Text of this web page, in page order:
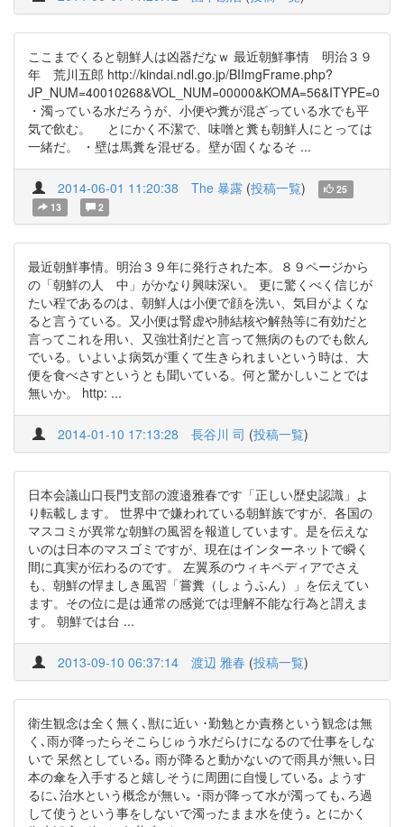
ここまでくると朝鮮人は凶器だなｗ 最近朝鮮事情 明治３９
年 荒川五郎 http://kindai.ndl.go.jp/BIImgFrame.php?
JP_NUM=40010268&VOL_NUM=00000&KOMA=56&ITYPE=0
・濁っている水だろうが、小便や糞が混ざっている水でも平
気で飲む。 とにかく不潔で、味噌と糞も朝鮮人にとっては
一緒だ。 ・壁は馬糞を混ぜる。壁が固くなるそ ...
2014-06-01 11:20:38 The 暴露 (投稿一覧)
25
13
2
最近朝鮮事情。明治３９年に発行された本。８９ページから
の「朝鮮の人 中」がかなり興味深い。 更に驚くべく信じが
たい程であるのは、朝鮮人は小便で顔を洗い、気目がよくな
ると言うている。又小便は腎虚や肺結核や解熱等に有効だと
言ってこれを用い、又強壮剤だと言って無病のものでも飲ん
でいる。いよいよ病気が重くて生きられまいという時は、大
便を食べさすというとも聞いている。何と驚かしいことでは
無いか。 http: ...
2014-01-10 17:13:28 長谷川 司 (投稿一覧)
日本会議山口長門支部の渡邉雅春です「正しい歴史認識」よ
り転載します。 世界中で嫌われている朝鮮族ですが、各国の
マスコミが異常な朝鮮の風習を報道しています。是を伝えな
いのは日本のマスゴミですが、現在はインターネットで瞬く
間に真実が伝わるのです。 左翼系のウィキペディアでさえ
も、朝鮮の悍ましき風習「嘗糞（しょうふん）」を伝えてい
ます。その位に是は通常の感覚では理解不能な行為と謂えま
す。 朝鮮では台 ...
2013-09-10 06:37:14 渡辺 雅春 (投稿一覧)
衛生観念は全く無く､獣に近い ･勤勉とか責務という観念は無
く､雨が降ったらそこらじゅう水だらけになるので仕事をしな
いで 呆然としている｡ 雨が降ると動かないので雨具が無い｡日
本の傘を入手すると嬉しそうに周囲に自慢している｡ ようす
るに､治水という概念が無い｡ ･雨が降って水が濁っても､ろ過
して使うという事をしないで濁ったまま水を使う｡ とにかく